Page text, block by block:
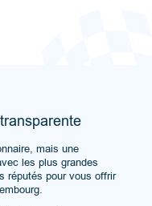
mais une
les plus grandes
réputés pour vous offrir